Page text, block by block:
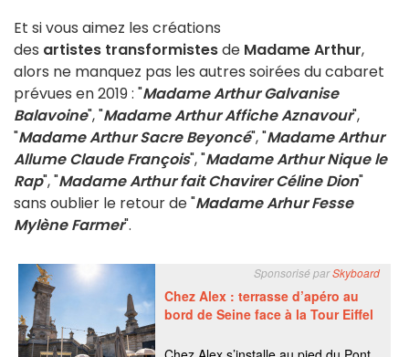
Et si vous aimez les créations
des artistes transformistesde Madame Arthur,
alors ne manquez pas les autres soirées du cabaret
prévues en 2019 : "Madame Arthur Galvanise
Balavoine", "Madame Arthur Affiche Aznavour",
"Madame Arthur Sacre Beyoncé", "Madame Arthur
Allume Claude François", "Madame Arthur Nique le
Rap", "Madame Arthur fait Chavirer Céline Dion"
sans oublier le retour de "Madame Arhur Fesse
Mylène Farmer".